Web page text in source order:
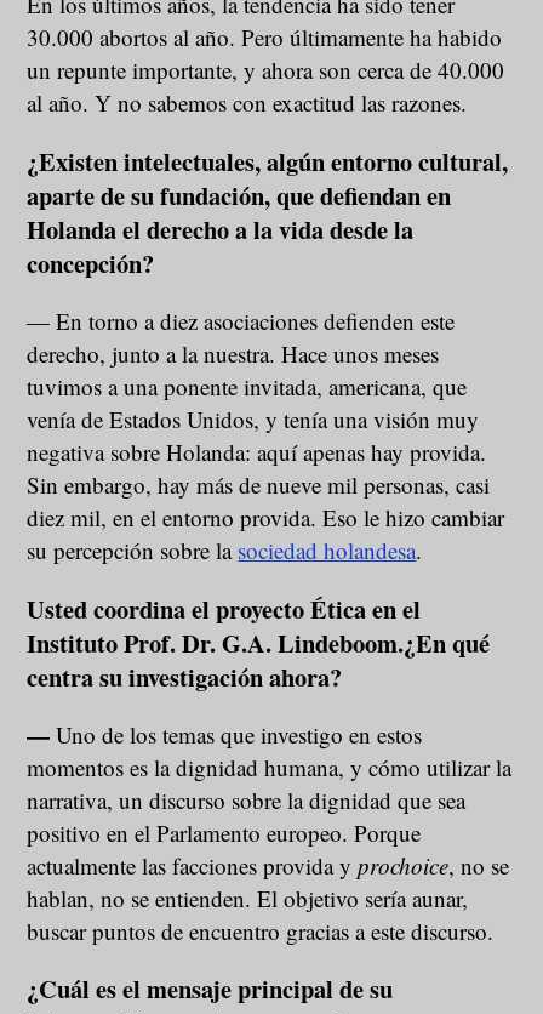
30.000 abortos al año. Pero últimamente ha habido
un repunte importante, y ahora son cerca de 40.000
al año. Y no sabemos con exactitud las razones.
¿Existen intelectuales, algún entorno cultural,
aparte de su fundación, que defiendan en
Holanda el derecho a la vida desde la
concepción?
— En torno a diez asociaciones defienden este
derecho, junto a la nuestra. Hace unos meses
tuvimos a una ponente invitada, americana, que
venía de Estados Unidos, y tenía una visión muy
negativa sobre Holanda: aquí apenas hay provida.
Sin embargo, hay más de nueve mil personas, casi
diez mil, en el entorno provida. Eso le hizo cambiar
su percepción sobre la sociedad holandesa.
Usted coordina el proyecto Ética en el
Instituto Prof. Dr. G.A. Lindeboom.¿En qué
centra su investigación ahora?
—Uno de los temas que investigo en estos
momentos es la dignidad humana, y cómo utilizar la
narrativa, un discurso sobre la dignidad que sea
positivo en el Parlamento europeo. Porque
actualmente las facciones provida yprochoice, no se
hablan, no se entienden. El objetivo sería aunar,
buscar puntos de encuentro gracias a este discurso.
¿Cuál es el mensaje principal de su